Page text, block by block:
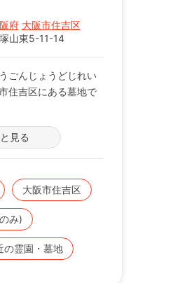
府 大阪市住吉区
山東5-11-14
ごんじょうどじれい
住吉区にある墓地で
セスが便利な好立地で
が一切無いバリアフリ
。檀家なることはあ
見る
大阪市住吉区
み)
の霊園・墓地